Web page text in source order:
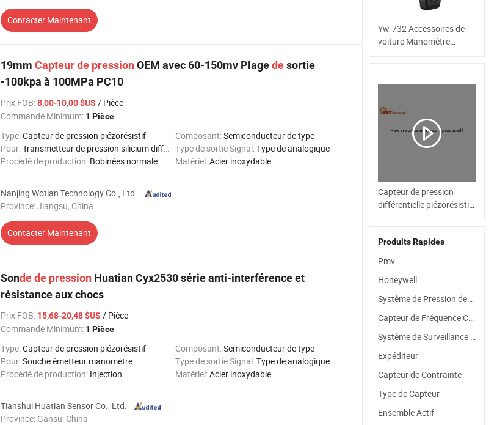
Contacter Maintenant
19mm Capteurde pressionOEM avec 60-150mv Plagedesortie
-100kpa à 100MPa PC10
Prix FOB:8,00-10,00 $US / Pièce
Commande Minimum: 1 Pièce
Type:Capteur de pression piézorésistif Composant:Semiconducteur de type
Pour:Transmetteur de pression silicium diffuse Type de sortie Signal:Type de analogique
Procédé de production: Bobinées normale Matériel:Acier inoxydable
Nanjing Wotian Technology Co., Ltd.
Province: Jiangsu, China
Contacter Maintenant
Sondede pression Huatian Cyx2530 série anti-interférence et
résistance aux chocs
Prix FOB: 15,68-20,48 $US / Pièce
Commande Minimum: 1 Pièce
Type:Capteur de pression piézorésistif Composant:Semiconducteur de type
Pour:Souche émetteur manomètre Type de sortie Signal:Type de analogique
Procédé de production: Injection Matériel:Acier inoxydable
Tianshui Huatian Sensor Co., Ltd.
Province: Gansu, China
Yw-732 Accessoires de
voiture Manomètre
numérique de pression
des pneus
Capteur de pression
différentielle piézorésistif
en silicium OEM 0.25%Fs
Produits Rapides
Pmv
Honeywell
Système de Pression des Pneus
Capteur de Fréquence Cardiaque
Système de Surveillance de la Pression des Pneus
Expéditeur
Capteur de Contrainte
Type de Capteur
Ensemble Actif